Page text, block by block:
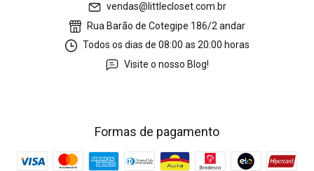
vendas@littlecloset.com.br
Rua Barão de Cotegipe 186/2 andar
Todos os dias de 08:00 as 20:00 horas
Visite o nosso Blog!
Formas de pagamento